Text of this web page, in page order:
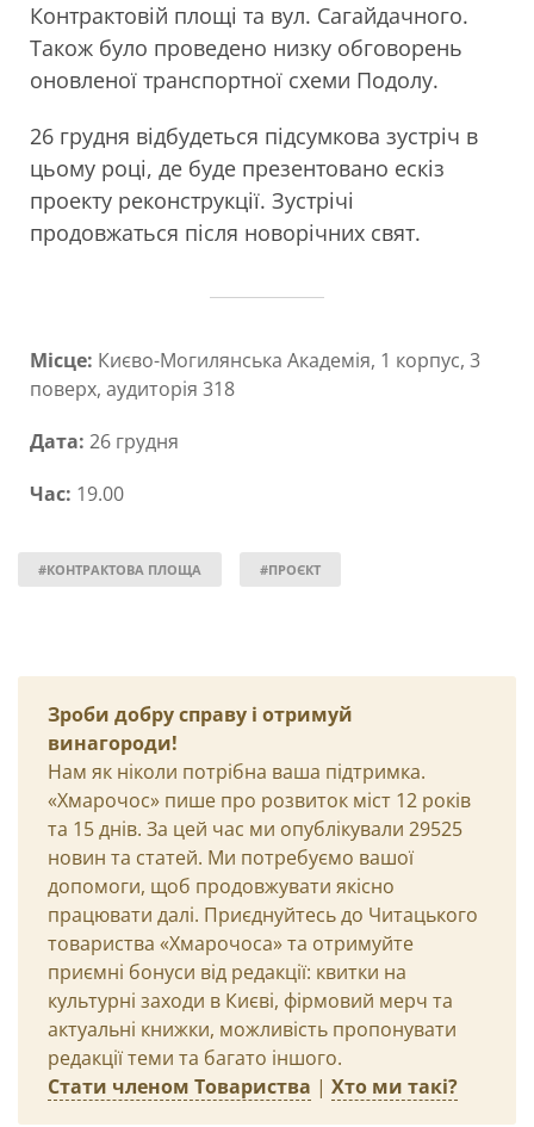
Контрактовій площі та вул. Сагайдачного.
Також було проведено низку обговорень
оновленої транспортної схеми Подолу.
26 грудня відбудеться підсумкова зустріч в
цьому році, де буде презентовано ескіз
проекту реконструкції. Зустрічі
продовжаться після новорічних свят.
Місце: Києво-Могилянська Академія, 1 корпус, 3
поверх, аудиторія 318
Дата: 26 грудня
Час: 19.00
#КОНТРАКТОВА ПЛОЩА #ПРОЄКТ
Зроби добру справу і отримуй
винагороди!
Нам як ніколи потрібна ваша підтримка.
«Хмарочос» пише про розвиток міст 12 років
та 15 днів. За цей час ми опублікували 29525
новин та статей. Ми потребуємо вашої
допомоги, щоб продовжувати якісно
працювати далі. Приєднуйтесь до Читацького
товариства «Хмарочоса» та отримуйте
приємні бонуси від редакції: квитки на
культурні заходи в Києві, фірмовий мерч та
актуальні книжки, можливість пропонувати
редакції теми та багато іншого.
Стати членом Товариства | Хто ми такі?